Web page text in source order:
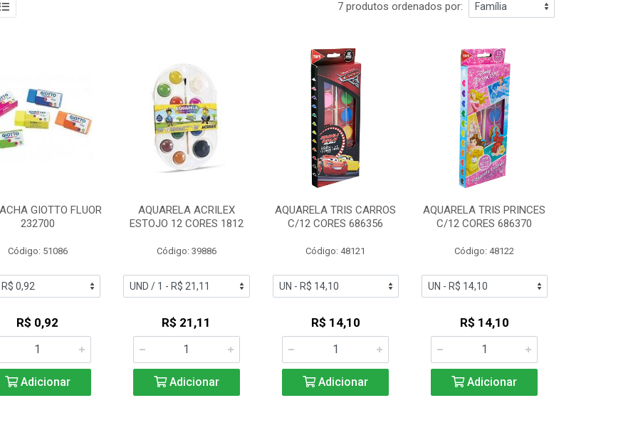
7 produtos ordenados por:
GIOTTO FLUOR
232700
Código: 51086
R$ 0,92
Adicionar
AQUARELA ACRILEX
ESTOJO 12 CORES 1812
Código: 39886
R$ 21,11
Adicionar
AQUARELA TRIS CARROS
C/12 CORES 686356
Código: 48121
R$ 14,10
Adicionar
AQUARELA TRIS PRINCES
C/12 CORES 686370
Código: 48122
R$ 14,10
Adicionar